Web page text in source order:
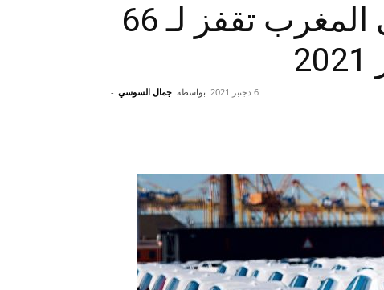
صادرات السيارات في المغرب تقفز لـ 66
بواسطة جمال السوسي - 6 دجنبر 2021